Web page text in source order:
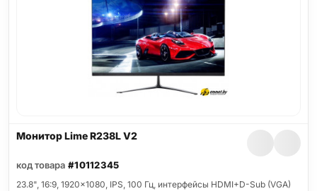
Монитор Lime R238L V2
код товара #10112345
23.8", 16:9, 1920x1080, IPS, 100 Гц, интерфейсы HDMI+D-Sub (VGA)